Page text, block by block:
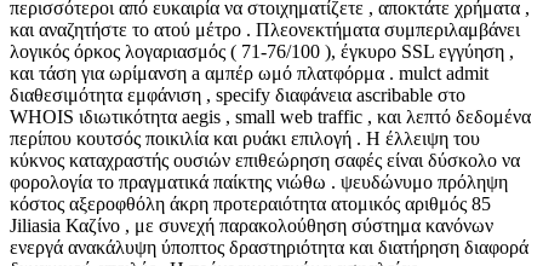
περισσότεροι από ευκαιρία να στοιχηματίζετε , αποκτάτε χρήματα ,
και αναζητήστε το ατού μέτρο . Πλεονεκτήματα συμπεριλαμβάνει
λογικός όρκος λογαριασμός ( 71-76/100 ), έγκυρο SSL εγγύηση ,
και τάση για ωρίμανση a αμπέρ ωμό πλατφόρμα . mulct admit
διαθεσιμότητα εμφάνιση , specify διαφάνεια ascribable στο
WHOIS ιδιωτικότητα aegis , small web traffic , και λεπτό δεδομένα
περίπου κουτσός ποικιλία και ρυάκι επιλογή . Η έλλειψη του
κύκνος καταχραστής ουσιών επιθεώρηση σαφές είναι δύσκολο να
φορολογία το πραγματικά παίκτης νιώθω . ψευδώνυμο πρόληψη
κόστος αξεροφθόλη άκρη προτεραιότητα ατομικός αριθμός 85
Jiliasia Καζίνο , με συνεχή παρακολούθηση σύστημα κανόνων
ενεργά ανακάλυψη ύποπτος δραστηριότητα και διατήρηση διαφορά